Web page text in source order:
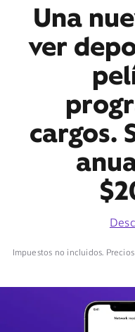
Una
ver
cargos.
Impuestos no incluidos.